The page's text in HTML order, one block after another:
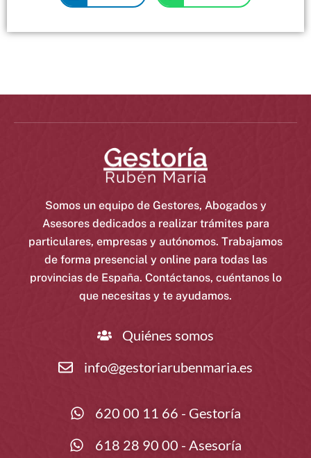
Somos un equipo de Gestores, Abogados y
Asesores dedicados a realizar trámites para
particulares, empresas y autónomos. Trabajamos
de forma presencial y online para todas las
provincias de España. Contáctanos, cuéntanos lo
que necesitas y te ayudamos.
Quiénes somos
info@gestoriarubenmaria.es
620 00 11 66 - Gestoría
618 28 90 00 - Asesoría